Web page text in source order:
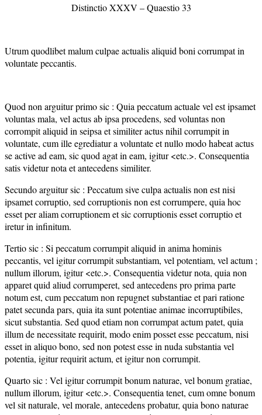
Distinctio XXXV – Quaestio 33
Utrum quodlibet malum culpae actualis aliquid boni corrumpat in
voluntate peccantis.
Quod non arguitur primo sic : Quia peccatum actuale vel est ipsamet
voluntas mala, vel actus ab ipsa procedens, sed voluntas non
corrompit aliquid in seipsa et similiter actus nihil corrumpit in
voluntate, cum ille egrediatur a voluntate et nullo modo habeat actus
se active ad eam, sic quod agat in eam, igitur <etc.>. Consequentia
satis videtur nota et antecedens similiter.
Secundo arguitur sic : Peccatum sive culpa actualis non est nisi
ipsamet corruptio, sed corruptionis non est corrumpere, quia hoc
esset per aliam corruptionem et sic corruptionis esset corruptio et
iretur in infinitum.
Tertio sic : Si peccatum corrumpit aliquid in anima hominis
peccantis, vel igitur corrumpit substantiam, vel potentiam, vel actum ;
nullum illorum, igitur <etc.>. Consequentia videtur nota, quia non
apparet quid aliud corrumperet, sed antecedens pro prima parte
notum est, cum peccatum non repugnet substantiae et pari ratione
patet secunda pars, quia ita sunt potentiae animae incorruptibiles,
sicut substantia. Sed quod etiam non corrumpat actum patet, quia
illum de necessitate requirit, modo enim posset esse peccatum, nisi
esset in aliquo bono, sed non potest esse in nuda substantia vel
potentia, igitur requirit actum, et igitur non corrumpit.
Quarto sic : Vel igitur corrumpit bonum naturae, vel bonum gratiae,
nullum illorum, igitur <etc.>. Consequentia tenet, cum omne bonum
vel sit naturale, vel morale, antecedens probatur, quia bono naturae